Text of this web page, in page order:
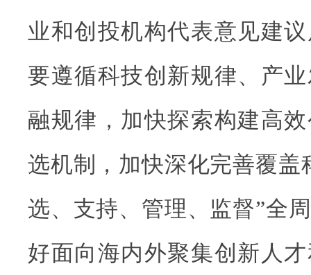
业和创投机构代表意见建
要遵循科技创新规律、产
融规律，加快探索构建高
选机制，加快深化完善覆盖
选、支持、管理、监督”全
好面向海内外聚集创新人